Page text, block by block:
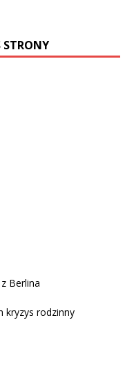
STRONY
Berlina
kryzys rodzinny